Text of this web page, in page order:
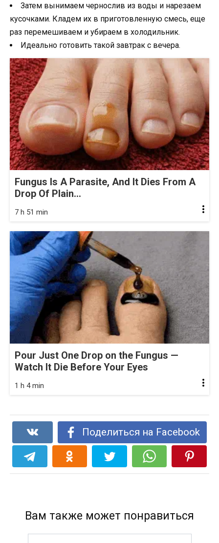
Затем вынимаем чернослив из воды и нарезаем
кусочками. Кладем их в приготовленную смесь, еще
раз перемешиваем и убираем в холодильник.
Идеально готовить такой завтрак с вечера.
Fungus Is A Parasite, And It Dies From A
Drop Of Plain...
7 h 51 min
Pour Just One Drop on the Fungus —
Watch It Die Before Your Eyes
1 h 4 min
Поделиться на Facebook
Вам также может понравиться